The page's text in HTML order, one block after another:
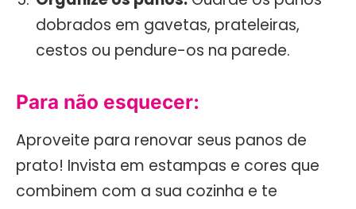
dobrados em gavetas, prateleiras,
cestos ou pendure-os na parede.
Para não esquecer:
Aproveite para renovar seus panos de
prato! Invista em estampas e cores que
combinem com a sua cozinha e te